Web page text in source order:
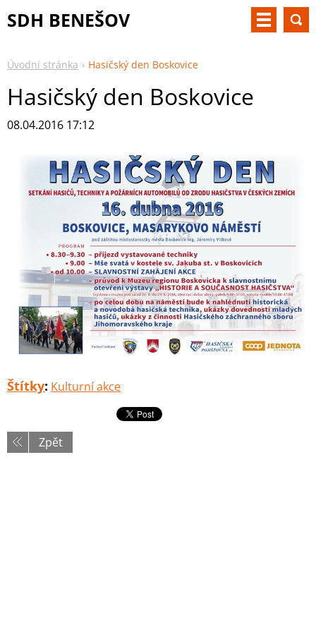
SDH BENEŠOV
Úvodní stránka Hasičský den Boskovice
Hasičský den Boskovice
08.04.2016 17:12
Štítky: Kulturní akce
Zpět